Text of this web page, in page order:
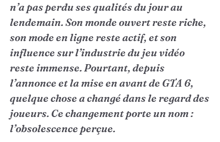
n’a pas perdu ses qualités du jour au
lendemain. Son monde ouvert reste riche,
son mode en ligne reste actif, et son
influence sur l’industrie du jeu vidéo
reste immense. Pourtant, depuis
l’annonce et la mise en avant de GTA 6,
quelque chose a changé dans le regard des
joueurs. Ce changement porte un nom :
l’obsolescence perçue.